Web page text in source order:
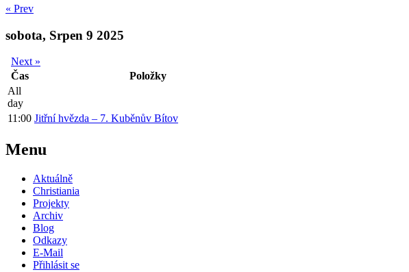
« Prev
sobota, Srpen 9 2025
Next »
Čas
Položky
All
day
11:00 Jitřní hvězda – 7. Kuběnův Bítov
Menu
Aktuálně
Christiania
Projekty
Archiv
Blog
Odkazy
E-Mail
Přihlásit se